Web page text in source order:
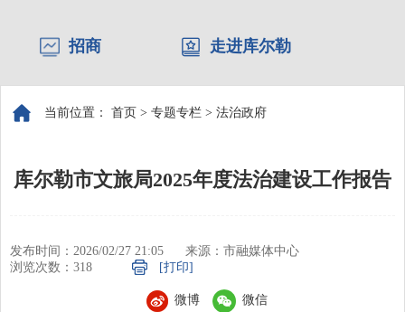
招商 走进库尔勒
当前位置： 首页 > 专题专栏 > 法治政府
库尔勒市文旅局2025年度法治建设工作报告
发布时间：2026/02/27 21:05
来源：市融媒体中心
浏览次数： 318 [打印]
微博 微信